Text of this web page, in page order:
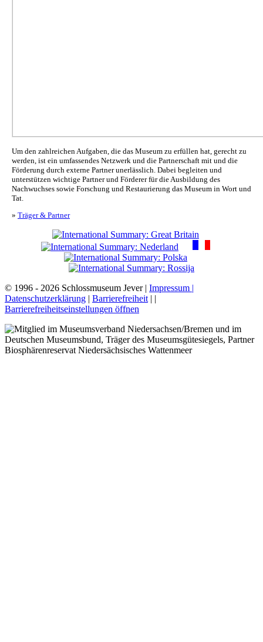
Um den zahlreichen Aufgaben, die das Museum zu erfüllen hat, gerecht zu
werden, ist ein umfassendes Netzwerk und die Partnerschaft mit und die
Förderung durch externe Partner unerlässlich. Dabei begleiten und
unterstützen wichtige Partner und Förderer für die Ausbildung des
Nachwuchses sowie Forschung und Restaurierung das Museum in Wort und
Tat.
» Träger & Partner
© 1996 - 2026 Schlossmuseum Jever | Impressum |
Datenschutzerklärung | Barrierefreiheit | |
Barrierefreiheitseinstellungen öffnen